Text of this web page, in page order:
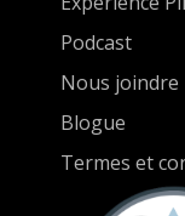
demande de
précisément.
Podcast
Nous joindre
Blogue
Termes et